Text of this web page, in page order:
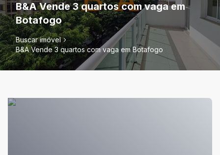
B&A Vende 3 quartos com vaga em
Botafogo
Buscar imóvel
B&A Vende 3 quartos com vaga em Botafogo